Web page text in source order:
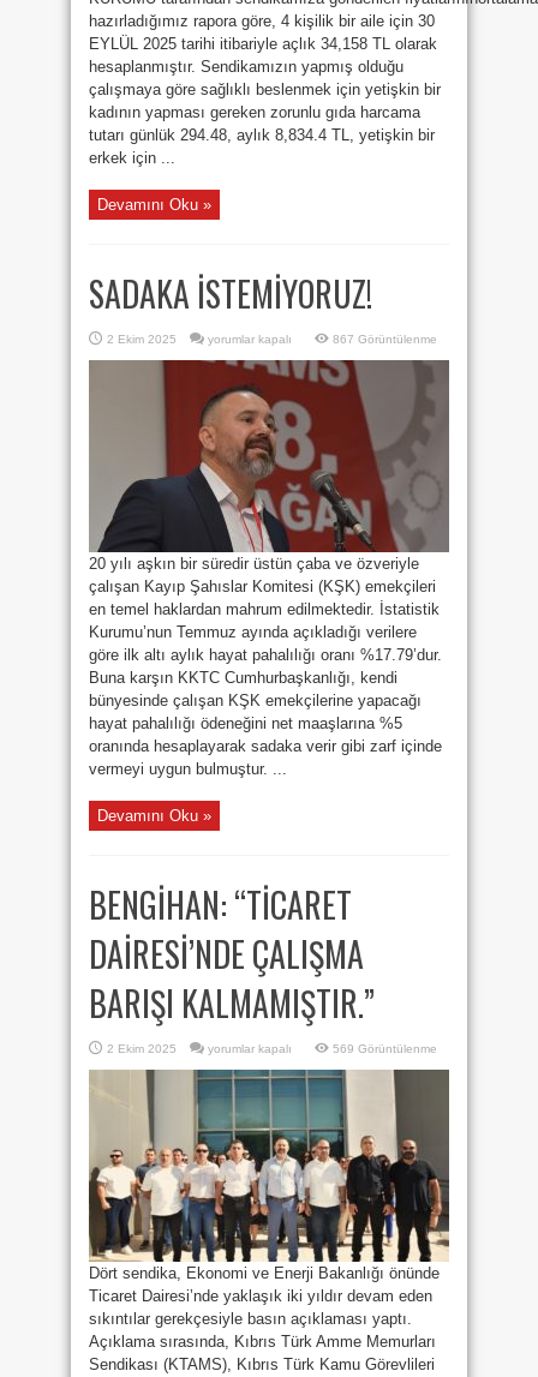
hazırladığımız rapora göre, 4 kişilik bir aile için 30
EYLÜL 2025 tarihi itibariyle açlık 34,158 TL olarak
hesaplanmıştır. Sendikamızın yapmış olduğu
çalışmaya göre sağlıklı beslenmek için yetişkin bir
kadının yapması gereken zorunlu gıda harcama
tutarı günlük 294.48, aylık 8,834.4 TL, yetişkin bir
erkek için ...
Devamını Oku »
SADAKA İSTEMİYORUZ!
2 Ekim 2025
SADAKA
için
yorumlar kapalı 867 Görüntülenme
20 yılı aşkın bir süredir üstün çaba ve özveriyle
çalışan Kayıp Şahıslar Komitesi (KŞK) emekçileri
en temel haklardan mahrum edilmektedir. İstatistik
Kurumu’nun Temmuz ayında açıkladığı verilere
göre ilk altı aylık hayat pahalılığı oranı %17.79’dur.
Buna karşın KKTC Cumhurbaşkanlığı, kendi
bünyesinde çalışan KŞK emekçilerine yapacağı
hayat pahalılığı ödeneğini net maaşlarına %5
oranında hesaplayarak sadaka verir gibi zarf içinde
vermeyi uygun bulmuştur. ...
Devamını Oku »
BENGİHAN: “TİCARET
DAİRESİ’NDE ÇALIŞMA
BARIŞI KALMAMIŞTIR.”
2 Ekim 2025
BENGİHAN:
DAİRESİ’NDE
ÇALIŞMA
BARIŞI
KALMAMIŞTIR.”
için
yorumlar kapalı 569 Görüntülenme
Dört sendika, Ekonomi ve Enerji Bakanlığı önünde
Ticaret Dairesi’nde yaklaşık iki yıldır devam eden
sıkıntılar gerekçesiyle basın açıklaması yaptı.
Açıklama sırasında, Kıbrıs Türk Amme Memurları
Sendikası (KTAMS), Kıbrıs Türk Kamu Görevlileri